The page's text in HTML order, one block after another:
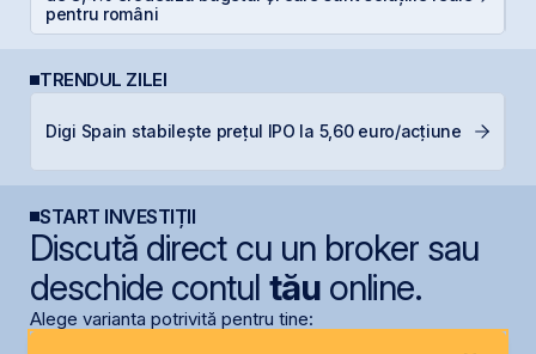
pentru români
TRENDUL ZILEI
Digi Spain stabilește prețul IPO la 5,60 euro/acțiune
START INVESTIȚII
Discută direct cu un broker sau
deschide contul tăuonline.
Alege varianta potrivită pentru tine: